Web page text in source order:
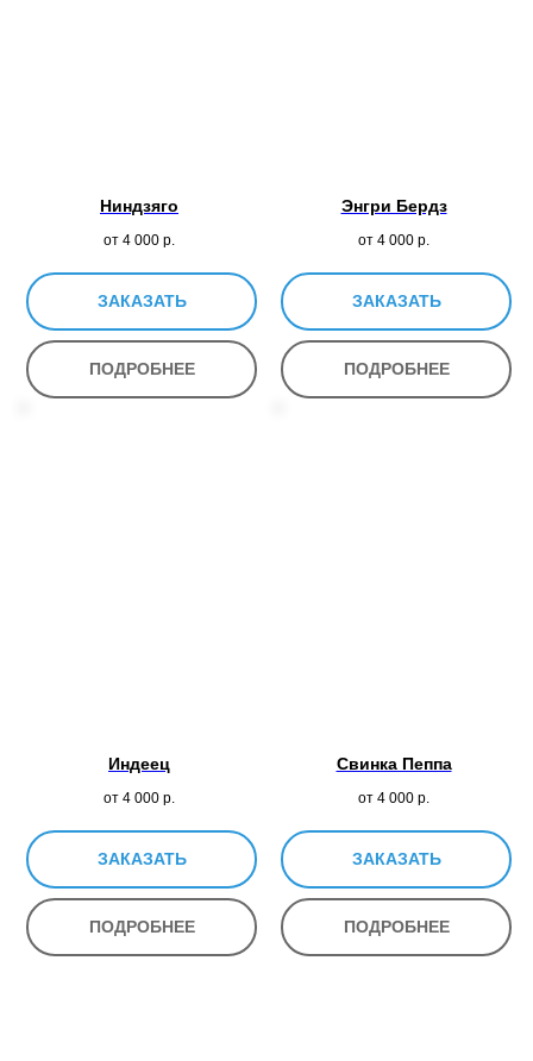
Ниндзяго
от 4 000 р.
ЗАКАЗАТЬ
ПОДРОБНЕЕ
Энгри Бердз
от 4 000 р.
ЗАКАЗАТЬ
ПОДРОБНЕЕ
Индеец
от 4 000 р.
ЗАКАЗАТЬ
ПОДРОБНЕЕ
Свинка Пеппа
от 4 000 р.
ЗАКАЗАТЬ
ПОДРОБНЕЕ